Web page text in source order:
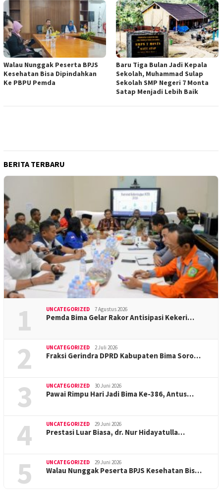
Walau Nunggak Peserta BPJS
Kesehatan Bisa Dipindahkan
Ke PBPU Pemda
Baru Tiga Bulan Jadi Kepala
Sekolah, Muhammad Sulap
Sekolah SMP Negeri 7 Monta
Satap Menjadi Lebih Baik
BERITA TERBARU
1 UNCATEGORIZED 7 Agustus 2026
Pemda Bima Gelar Rakor Antisipasi Kekeri…
2 UNCATEGORIZED 2 Juli 2026
Fraksi Gerindra DPRD Kabupaten Bima Soro…
3 UNCATEGORIZED 30 Juni 2026
Pawai Rimpu Hari Jadi Bima Ke-386, Antus…
4 UNCATEGORIZED 29 Juni 2026
Prestasi Luar Biasa, dr. Nur Hidayatulla…
5 UNCATEGORIZED 29 Juni 2026
Walau Nunggak Peserta BPJS Kesehatan Bis…